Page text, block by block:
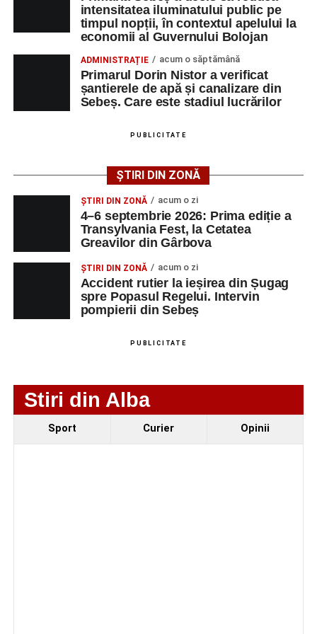
adrese de e-mail, pentru ca persoanele interesate să
poată solicita detalii despre condițiile de angajare,
Mai jos puteți consulta lista completă a locurilor de
muncă disponibile în comuna Săsciori la data de 4
august 2026, precum și datele de contact ale
LMV
TELEFON/E-
Technology Srl
OPERATOR LA
MASINI-UNELTE
CU COMANDA
NUMERICA
1 0752826367
Ultimele știri din Sebeș
intensitatea iluminatului public pe
timpul nopții, în contextul apelului la
economii al Guvernului Bolojan
ADMINISTRAȚIE acum o săptămână
Primarul Dorin Nistor a verificat
șantierele de apă și canalizare din
Sebeș. Care este stadiul lucrărilor
PUBLICITATE
ȘTIRI DIN ZONĂ
ȘTIRI DIN ZONĂ acum o zi
4–6 septembrie 2026: Prima ediție a
Transylvania Fest, la Cetatea
Greavilor din Gârbova
ȘTIRI DIN ZONĂ acum o zi
Accident rutier la ieșirea din Șugag
spre Popasul Regelui. Intervin
pompierii din Sebeș
PUBLICITATE
Stiri din Alba
Sport Curier Opinii